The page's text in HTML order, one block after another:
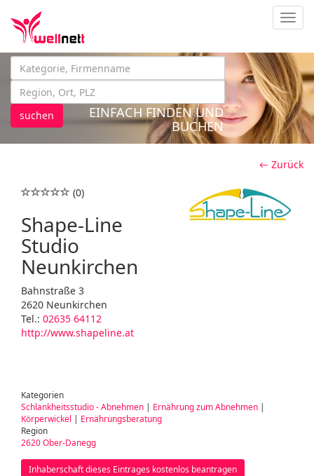
suchen
EINFACH FINDEN UND
BUCHEN
← Zurück
(0)
Shape-Line
Studio
Neunkirchen
Bahnstraße 3
2620 Neunkirchen
Tel.: 02635 64112
http://www.shapeline.at
Kategorien
Schlankheitsstudio - Abnehmen | Ernährung zum Abnehmen |
Körperwickel | Ernährungsberatung
Region
2620 Ober-Danegg
Inhaberschaft dieses Eintrages kostenlos beantragen